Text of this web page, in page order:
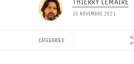
15 NOVEMBRE 2021
CATEGORIES: